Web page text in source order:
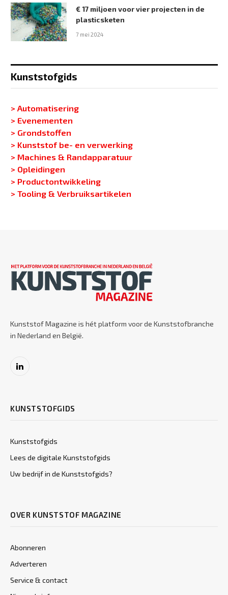
€ 17 miljoen voor vier projecten in de
plasticsketen
7 mei 2024
Kunststofgids
> Automatisering
> Evenementen
> Grondstoffen
> Kunststof be- en verwerking
> Machines & Randapparatuur
> Opleidingen
> Productontwikkeling
> Tooling & Verbruiksartikelen
Kunststof Magazine is hét platform voor de Kunststofbranche
in Nederland en België.
LinkedIn
KUNSTSTOFGIDS
Kunststofgids
Lees de digitale Kunststofgids
Uw bedrijf in de Kunststofgids?
OVER KUNSTSTOF MAGAZINE
Abonneren
Adverteren
Service & contact